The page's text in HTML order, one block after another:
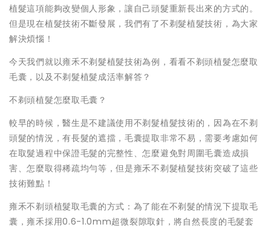
植髮這項能夠改變個人形象，讓自己頭髮重新長出來的方式的。
但是現在植髮技術不斷發展，我們有了不剃髮植髮技術，為大家
解決煩惱！
今天我們就以雍禾不剃髮植髮技術為例，看看不剃頭植髮怎麼取
毛囊，以及不剃髮植髮成活率解答？
不剃頭植髮怎麼取毛囊？
較早的時候，醫生是不建議使用不剃髮植髮技術的，因為在不剃
頭髮的情況，有長髮的遮擋，毛囊提取非常不易，需要考慮如何
在取髮過程中保證毛髮的完整性、怎麼避免對周圍毛囊造成損
害、怎麼取得稀疏均勻等，但是雍禾不剃髮植髮技術突破了這些
技術難點！
雍禾不剃頭植髮取毛囊的方式：為了能在不剃髮的情況下提取毛
囊，雍禾採用0.6-1.0mm超微裂隙取針，將自然長度的毛髮套